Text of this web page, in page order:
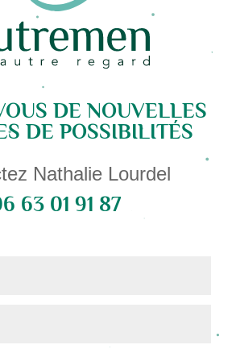
DE NOUVELLES
DE POSSIBILITÉS
Nathalie Lourdel
63 01 91 87